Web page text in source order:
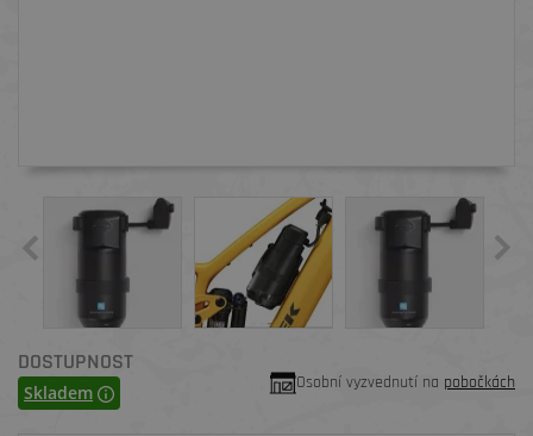
DOSTUPNOST
Skladem Osobní vyzvednutí na pobočkách